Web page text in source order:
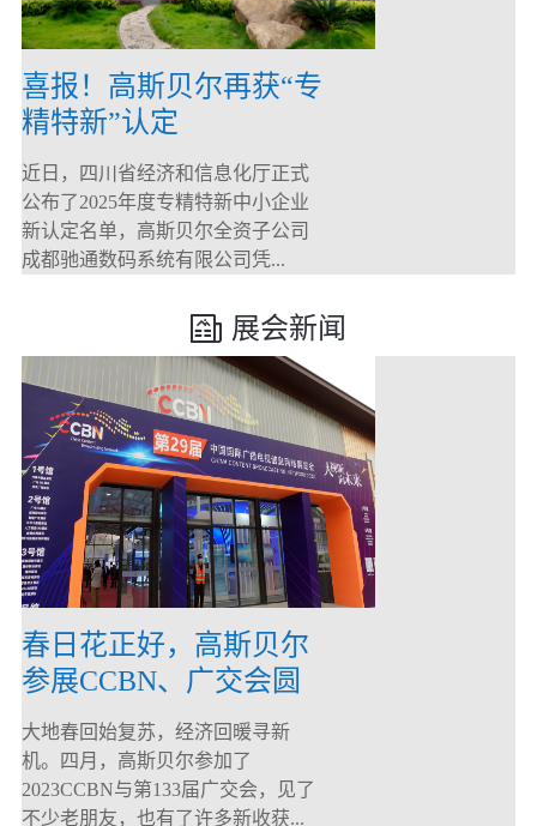
喜报！高斯贝尔再获“专
精特新”认定
近日，四川省经济和信息化厅正式
公布了2025年度专精特新中小企业
新认定名单，高斯贝尔全资子公司
成都驰通数码系统有限公司凭...
展会新闻
春日花正好，高斯贝尔
参展CCBN、广交会圆
满落幕！
大地春回始复苏，经济回暖寻新
机。四月，高斯贝尔参加了
2023CCBN与第133届广交会，见了
不少老朋友，也有了许多新收获...